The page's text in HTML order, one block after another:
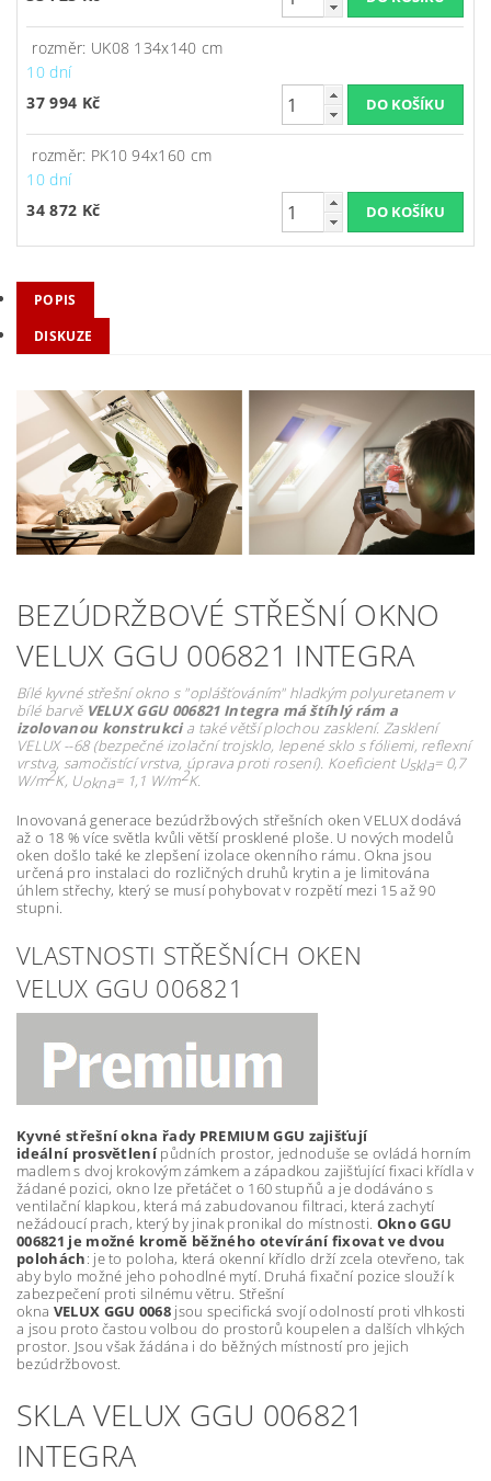
rozměr: UK08 134x140 cm
10 dní
37 994 Kč
rozměr: PK10 94x160 cm
10 dní
34 872 Kč
POPIS
DISKUZE
BEZÚDRŽBOVÉ STŘEŠNÍ OKNO
VELUX GGU 006821 INTEGRA
Bílé kyvné střešní okno s "oplášťováním" hladkým polyuretanem v
bílé barvě VELUX GGU 006821 Integra máštíhlý rám a
izolovanou konstrukcia také větší plochou zasklení. Zasklení
VELUX --68 (bezpečné izolační trojsklo, lepené sklo s fóliemi, reflexní
vrstva, samočistící vrstva, úprava proti rosení). Koeficient Uskla= 0,7
W/m2K, Uokna= 1,1 W/m2K.
Inovovaná generace bezúdržbových střešních oken VELUX dodává
až o 18 % více světla kvůli větší prosklené ploše. U nových modelů
oken došlo také ke zlepšení izolace okenního rámu. Okna jsou
určená pro instalaci do rozličných druhů krytin a je limitována
úhlem střechy, který se musí pohybovat v rozpětí mezi 15 až 90
stupni.
VLASTNOSTI STŘEŠNÍCH OKEN
VELUX GGU 006821
Kyvné střešní okna řady PREMIUM GGU zajišťují
ideální prosvětlenípůdních prostor, jednoduše se ovládá horním
madlem s dvoj krokovým zámkem a západkou zajišťující fixaci křídla v
žádané pozici, okno lze přetáčet o 160 stupňů a je dodáváno s
ventilační klapkou, která má zabudovanou filtraci, která zachytí
nežádoucí prach, který by jinak pronikal do místnosti. Okno GGU
006821 je možné kromě běžného otevírání fixovat ve dvou
polohách: je to poloha, která okenní křídlo drží zcela otevřeno, tak
aby bylo možné jeho pohodlné mytí. Druhá fixační pozice slouží k
zabezpečení proti silnému větru. Střešní
okna VELUX GGU 0068 jsou specifická svojí odolností proti vlhkosti
a jsou proto častou volbou do prostorů koupelen a dalších vlhkých
prostor. Jsou však žádána i do běžných místností pro jejich
bezúdržbovost.
SKLA VELUX GGU 006821
INTEGRA